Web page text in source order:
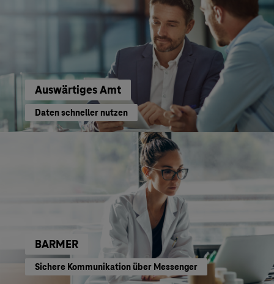
Auswärtiges Amt
Daten schneller nutzen
BARMER
Sichere Kommunikation über Messenger